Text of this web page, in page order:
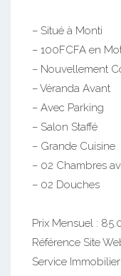
– Situé à Monti
– 100FCFA en
– Nouvellement
– Véranda Avant
– Avec Parking
– Salon Staffé
– Grande Cuisine
– 02 Chambres
– 02 Douches
Prix Mensuel :
Référence Site
Service